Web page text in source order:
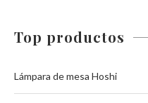
Top productos
Lámpara de mesa Hoshi